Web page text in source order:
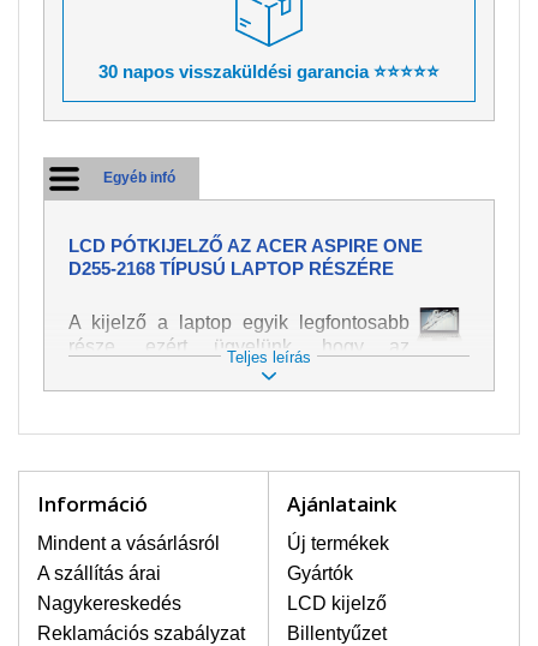
30 napos visszaküldési garancia ⭐⭐⭐⭐⭐
Egyéb infó
LCD PÓTKIJELZŐ AZ ACER ASPIRE ONE
D255-2168 TÍPUSÚ LAPTOP RÉSZÉRE
A kijelző a laptop egyik legfontosabb
része, ezért ügyelünk, hogy az
pótalkatrész a legjobb minőségű
legyen. A kép és szöveg különféle
laptoppal legnagyobb óvatossággal
bekövetkezett sérülések közé a
mechanikai sérüléseket lehet besorolni,
mint pl. széttört vagy megrepedt kijelző.
Továbbá még a függőleges csíkozást,
kijelző sötétségét, villogását vagy
egyenetlen fényességét.
Teljes leírás
Információ
Mindent a vásárlásról
A szállítás árai
Nagykereskedés
Reklamációs szabályzat
Ajánlataink
Új termékek
Gyártók
LCD kijelző
Billentyűzet